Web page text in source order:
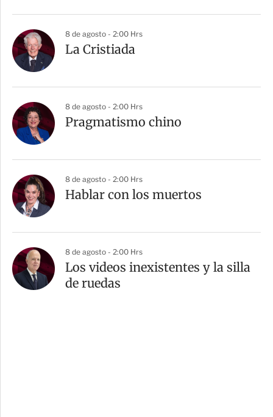
8 de agosto - 2:00 Hrs
La Cristiada
8 de agosto - 2:00 Hrs
Pragmatismo chino
8 de agosto - 2:00 Hrs
Hablar con los muertos
8 de agosto - 2:00 Hrs
Los videos inexistentes y la silla
de ruedas